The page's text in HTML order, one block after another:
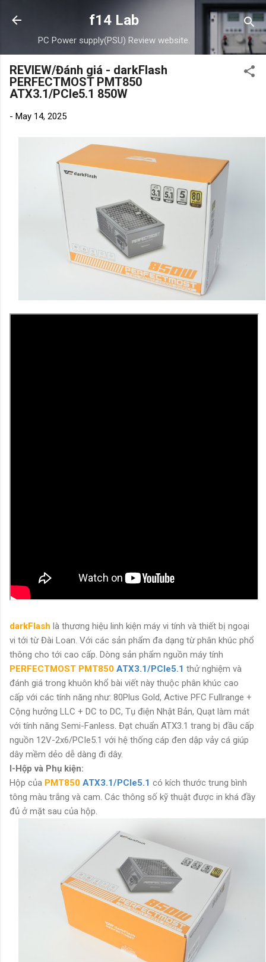
Skip to main content
f14 Lab
PC Power supply(PSU) Review website.
REVIEW/Đánh giá - darkFlash
PERFECTMOST PMT850
ATX3.1/PCIe5.1 850W
- May 14, 2025
darkFlash là thương hiệu linh kiện máy vi tính và thiết bị ngoại
vi tới từ Đài Loan. Với các sản phẩm đa dạng từ phân khúc phổ
thông cho tới cao cấp. Dòng sản phẩm nguồn máy tính
PERFECTMOST PMT850 ATX3.1/PCIe5.1 thử nghiệm và
đánh giá trong khuôn khổ bài viết này thuộc phân khúc cao
cấp với các tính năng như: 80Plus Gold, Active PFC Fullrange +
Cộng hưởng LLC + DC to DC, Tụ điện Nhật Bản, Quạt làm mát
với tính năng Semi-Fanless. Đạt chuẩn ATX3.1 trang bị đầu cấp
nguồn 12V-2x6/PCIe5.1 với hệ thống cáp đen dập vảy cá giúp
dây mềm dẻo dễ dàng đi dây.
I-Hộp và Phụ kiện:
Hộp của PMT850 ATX3.1/PCIe5.1 có kích thước trung bình
tông màu trắng và cam. Các thông số kỹ thuật được in khá đầy
đủ ở mặt sau của hộp.